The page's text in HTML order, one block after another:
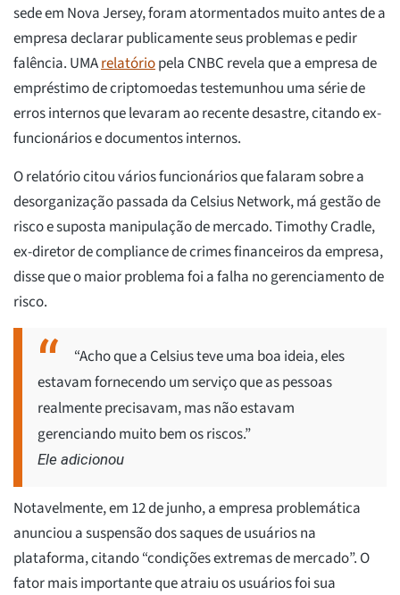
sede em Nova Jersey, foram atormentados muito antes de a
empresa declarar publicamente seus problemas e pedir
falência. UMArelatóriopela CNBC revela que a empresa de
empréstimo de criptomoedas testemunhou uma série de
erros internos que levaram ao recente desastre, citando ex-
funcionários e documentos internos.
O relatório citou vários funcionários que falaram sobre a
desorganização passada da Celsius Network, má gestão de
risco e suposta manipulação de mercado. Timothy Cradle,
ex-diretor de compliance de crimes financeiros da empresa,
disse que o maior problema foi a falha no gerenciamento de
risco.
“Acho que a Celsius teve uma boa ideia, eles
estavam fornecendo um serviço que as pessoas
realmente precisavam, mas não estavam
gerenciando muito bem os riscos.”
Ele adicionou
Notavelmente, em 12 de junho, a empresa problemática
anunciou a suspensão dos saques de usuários na
plataforma, citando “condições extremas de mercado”. O
fator mais importante que atraiu os usuários foi sua